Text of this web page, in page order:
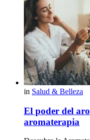
in Salud & Belleza
El poder del
aromaterapia